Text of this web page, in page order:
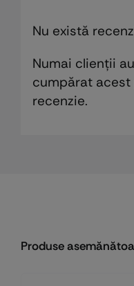
Nu există
Numai clienții
cumpărat acest
recenzie.
Produse